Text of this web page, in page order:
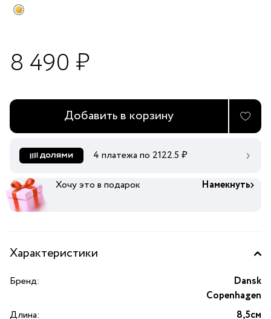
8 490 ₽
Добавить в корзину
4 платежа по 2122.5 ₽
Хочу это в подарок Намекнуть
Характеристики
Бренд:
Dansk
Copenhagen
Длина:
8,5см